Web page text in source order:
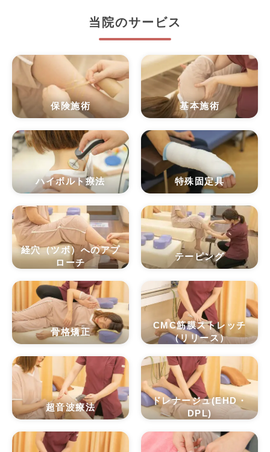
当院のサービス
保険施術 基本施術
ハイボルト療法 特殊固定具
経穴（ツボ）へのアプ
ローチ
テーピング
骨格矯正
CMC筋膜ストレッチ
（リリース）
超音波療法
ドレナージュ(EHD・
DPL)